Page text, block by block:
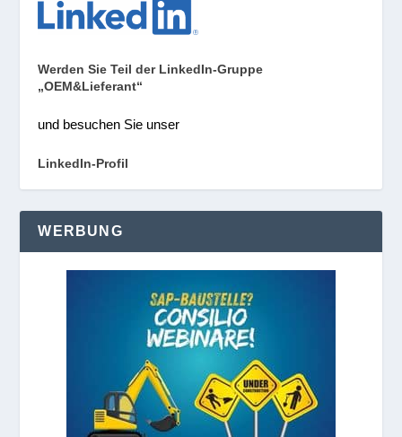
Werden Sie Teil der LinkedIn-Gruppe
„OEM&Lieferant“
und besuchen Sie unser
LinkedIn-Profil
WERBUNG